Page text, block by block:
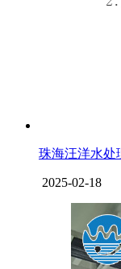
珠海汪洋水处
2025-02-18